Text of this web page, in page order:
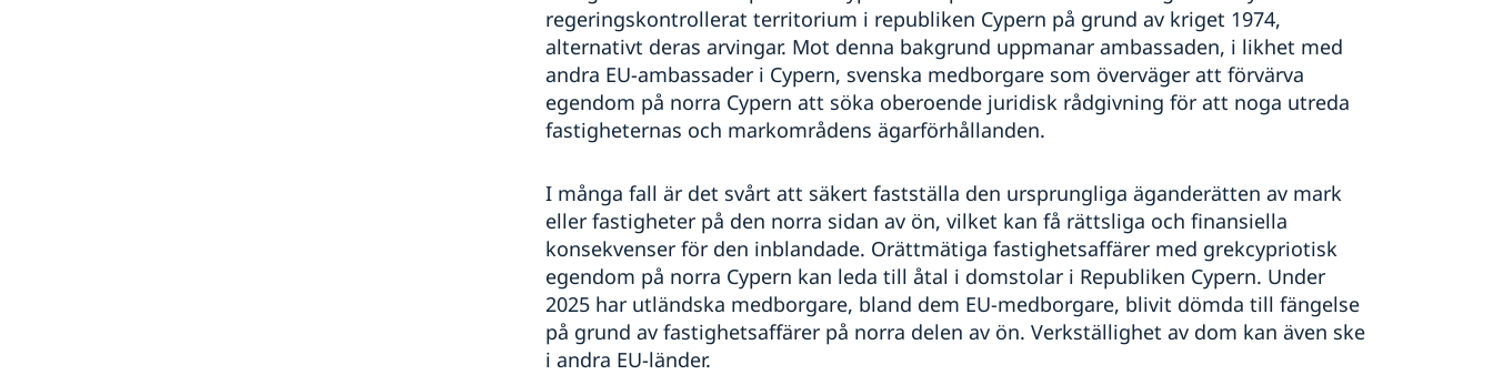
regeringskontrollerat territorium i republiken Cypern på grund av kriget 1974,
alternativt deras arvingar. Mot denna bakgrund uppmanar ambassaden, i likhet med
andra EU-ambassader i Cypern, svenska medborgare som överväger att förvärva
egendom på norra Cypern att söka oberoende juridisk rådgivning för att noga utreda
fastigheternas och markområdens ägarförhållanden.
I många fall är det svårt att säkert fastställa den ursprungliga äganderätten av mark
eller fastigheter på den norra sidan av ön, vilket kan få rättsliga och finansiella
konsekvenser för den inblandade. Orättmätiga fastighetsaffärer med grekcypriotisk
egendom på norra Cypern kan leda till åtal i domstolar i Republiken Cypern. Under
2025 har utländska medborgare, bland dem EU-medborgare, blivit dömda till fängelse
på grund av fastighetsaffärer på norra delen av ön. Verkställighet av dom kan även ske
i andra EU-länder.